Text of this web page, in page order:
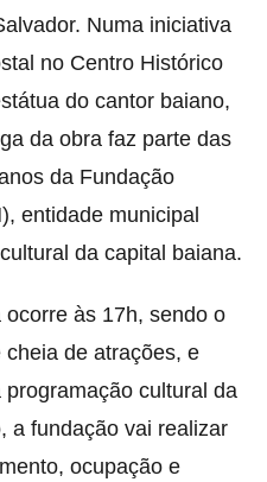
Numa iniciativa
no Centro Histórico
do cantor baiano,
da obra faz parte das
da Fundação
entidade municipal
da capital baiana.
às 17h, sendo o
de atrações, e
cultural da
a fundação vai realizar
ocupação e